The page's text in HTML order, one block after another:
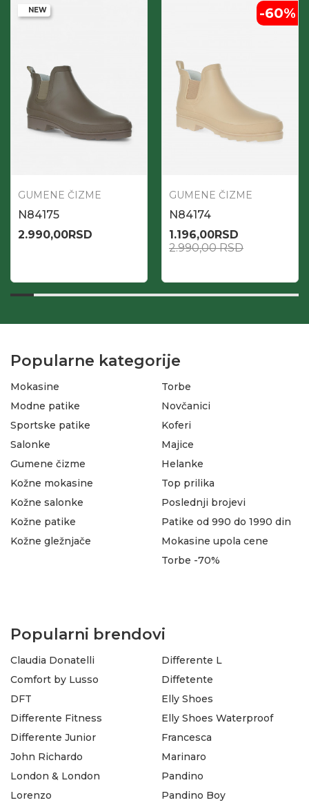
NEW
GUMENE ČIZME
N84175
2.990,00RSD
-60%
GUMENE ČIZME
N84174
1.196,00RSD
2.990,00RSD
Popularne kategorije
Mokasine
Modne patike
Sportske patike
Salonke
Gumene čizme
Torbe
Novčanici
Koferi
Majice
Helanke
Kožne mokasine
Kožne salonke
Kožne patike
Kožne gležnjače
Top prilika
Poslednji brojevi
Patike od 990 do 1990 din
Mokasine upola cene
Torbe -70%
Popularni brendovi
Claudia Donatelli
Comfort by Lusso
DFT
Differente Fitness
Differente Junior
Differente L
Diffetente
Elly Shoes
Elly Shoes Waterproof
Francesca
John Richardo
London & London
Lorenzo
Marinaro
Pandino
Pandino Boy